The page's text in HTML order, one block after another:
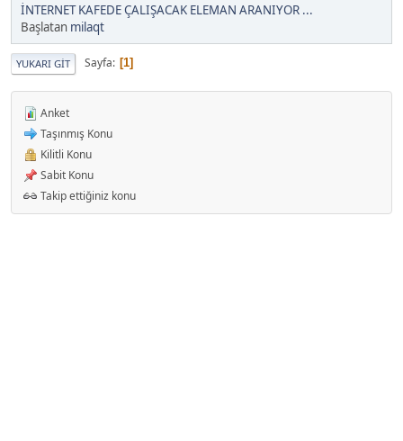
İNTERNET KAFEDE ÇALIŞACAK ELEMAN ARANIYOR ...
Başlatan milaqt
YUKARI GIT Sayfa 1
Anket
Taşınmış Konu
Kilitli Konu
Sabit Konu
Takip ettiğiniz konu